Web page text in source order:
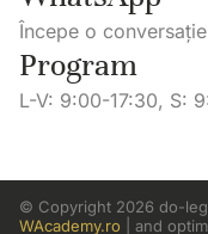
Începe o conversație
Program
L-V: 9:00-17:30, S:
© Copyright 2026 do-
WAcademy.ro | and